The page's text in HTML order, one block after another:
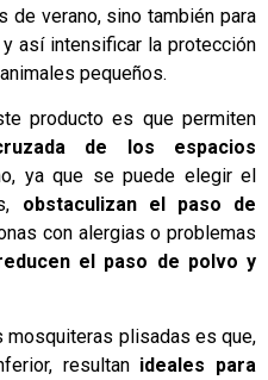
verano, sino también para
así intensificar la protección
pequeños.
producto es que permiten
de los espacios
ya que se puede elegir el
obstaculizan el paso de
con alergias o problemas
el paso de polvo y
mosquiteras plisadas es que,
resultan ideales para